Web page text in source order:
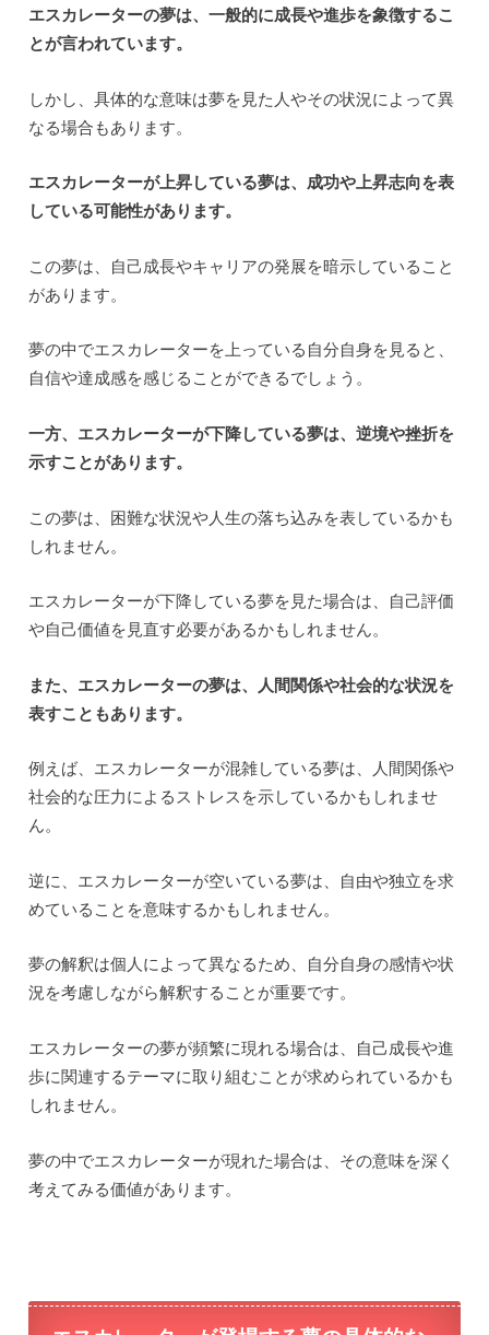
エスカレーターの夢は、一般的に成長や進歩を象徴するこ
とが言われています。
しかし、具体的な意味は夢を見た人やその状況によって異
なる場合もあります。
エスカレーターが上昇している夢は、成功や上昇志向を表
している可能性があります。
この夢は、自己成長やキャリアの発展を暗示していること
があります。
夢の中でエスカレーターを上っている自分自身を見ると、
自信や達成感を感じることができるでしょう。
一方、エスカレーターが下降している夢は、逆境や挫折を
示すことがあります。
この夢は、困難な状況や人生の落ち込みを表しているかも
しれません。
エスカレーターが下降している夢を見た場合は、自己評価
や自己価値を見直す必要があるかもしれません。
また、エスカレーターの夢は、人間関係や社会的な状況を
表すこともあります。
例えば、エスカレーターが混雑している夢は、人間関係や
社会的な圧力によるストレスを示しているかもしれませ
ん。
逆に、エスカレーターが空いている夢は、自由や独立を求
めていることを意味するかもしれません。
夢の解釈は個人によって異なるため、自分自身の感情や状
況を考慮しながら解釈することが重要です。
エスカレーターの夢が頻繁に現れる場合は、自己成長や進
歩に関連するテーマに取り組むことが求められているかも
しれません。
夢の中でエスカレーターが現れた場合は、その意味を深く
考えてみる価値があります。